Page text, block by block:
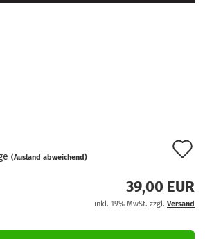
(Ausland abweichend)
39,00 EUR
inkl. 19% MwSt. zzgl. Versand